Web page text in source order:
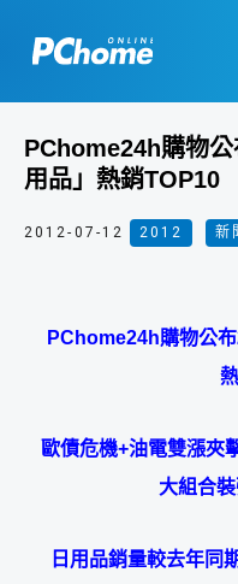
PChome24h購物
用品」熱銷TOP10
2012-07-12 2012 新
PChome24h購物公布
歐債危機+油電雙漲夾
大組合
日用品銷量較去年同